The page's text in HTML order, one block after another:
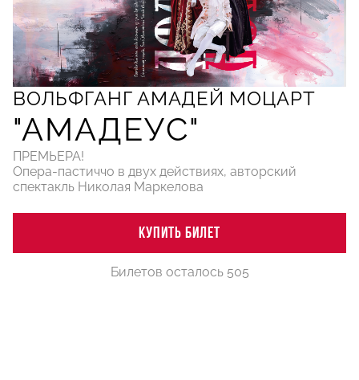
ВОЛЬФГАНГ АМАДЕЙ МОЦАРТ
"АМАДЕУС"
ПРЕМЬЕРА!
Опера-пастиччо в двух действиях, авторский
спектакль Николая Маркелова
КУПИТЬ БИЛЕТ
Билетов осталось 505